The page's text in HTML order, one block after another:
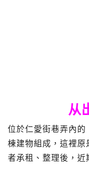
从
位於仁愛街巷弄內
棟建物組成，這裡
者承租、整理後，近